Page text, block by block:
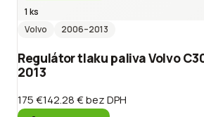
1 ks
Volvo
2006–2013
Regulátor tlaku paliva Volvo
2013
175 €142.28 €bez DPH